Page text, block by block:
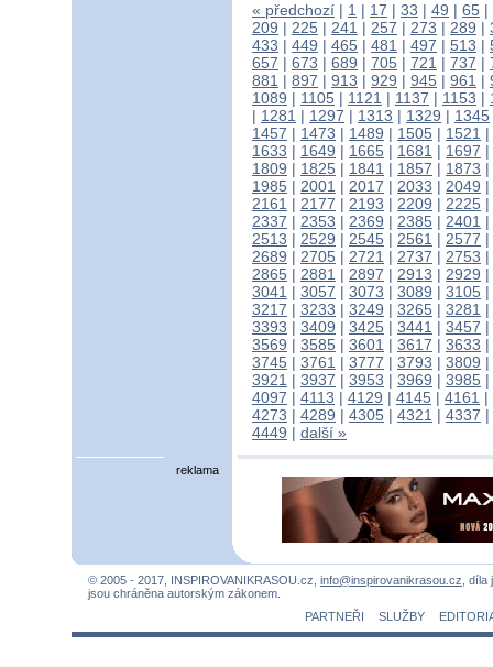
« předchozí | 1 | 17 | 33 | 49 | 65 |
209 | 225 | 241 | 257 | 273 | 289 |
433 | 449 | 465 | 481 | 497 | 513 |
657 | 673 | 689 | 705 | 721 | 737 |
881 | 897 | 913 | 929 | 945 | 961 |
1089 | 1105 | 1121 | 1137 | 1153 |
| 1281 | 1297 | 1313 | 1329 | 1345
1457 | 1473 | 1489 | 1505 | 1521 |
1633 | 1649 | 1665 | 1681 | 1697 |
1809 | 1825 | 1841 | 1857 | 1873 |
1985 | 2001 | 2017 | 2033 | 2049 |
2161 | 2177 | 2193 | 2209 | 2225 |
2337 | 2353 | 2369 | 2385 | 2401 |
2513 | 2529 | 2545 | 2561 | 2577 |
2689 | 2705 | 2721 | 2737 | 2753 |
2865 | 2881 | 2897 | 2913 | 2929 |
3041 | 3057 | 3073 | 3089 | 3105 |
3217 | 3233 | 3249 | 3265 | 3281 |
3393 | 3409 | 3425 | 3441 | 3457 |
3569 | 3585 | 3601 | 3617 | 3633 |
3745 | 3761 | 3777 | 3793 | 3809 |
3921 | 3937 | 3953 | 3969 | 3985 |
4097 | 4113 | 4129 | 4145 | 4161 |
4273 | 4289 | 4305 | 4321 | 4337 |
4449 | další »
reklama
© 2005 - 2017, INSPIROVANIKRASOU.cz, info@inspirovanikrasou.cz, díla
jsou chráněna autorským zákonem.
PARTNEŘI
SLUŽBY